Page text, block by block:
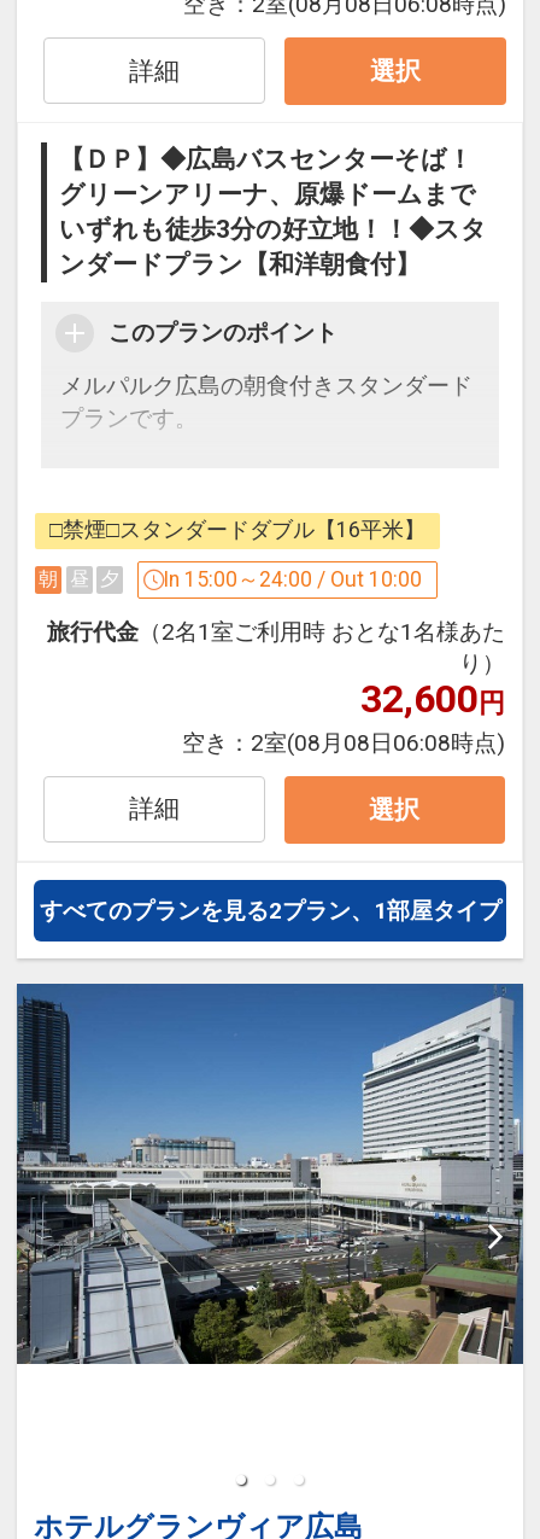
◇全室Ｗｉ-Ｆｉ＆有線ＬＡＮ完備！ 無
◇全室ＶＯＤ完備
【コインランドリーについて】
・洗濯機3台、乾燥機3台がございます。
自動投入になります）
・利用時間の制限は設けておりません
が、深夜から未明の時間帯でのご利用は
【ホテルまでのアクセス】
・広島バスセンターそば 徒歩3分
・広島電鉄 紙屋町西電停 目の前
・ひろしまゲートパークプラザ（イベン
ト広場）（徒歩約1分）
・シミントひろしま（商業施設）（徒歩
約1分）
・そごう広島店、NTTクレドホール、パ
セーラ（徒歩約1分）
・広島グリーンアリーナ（徒歩約3分）
・広島城（徒歩約8分）
・ひろしま美術館（徒歩約2分）
・県庁（徒歩約2分）
・広島市民病院（徒歩約3分）
・縮景園（徒歩約20分）
・繁華街、本通り商店街（徒歩約5分）
・コンビニ セブンイレブン（徒歩約1
分）
・マツダスタジアム（路面電車＋徒歩で
約30分）
・お好み村・お好み共和国（徒歩約20
分）
・平和記念公園・原爆ドーム（徒歩約3
詳細 選択
【ＤＰ】◆広島バスセンターそば！
グリーンアリーナ、原爆ドームまで
いずれも徒歩3分の好立地！！◆スタ
ンダードプラン【和洋朝食付】
このプランのポイント
メルパルク広島の朝食付きスタンダード
プランです。
瀬戸内周辺の郷土料理を楽しめる広島の
朝ごはんを
バイキングでお楽しみください。
・営業時間 7：00～9：30（最終入店
・場所 2F 和ダイニング「アストラル」
【コインランドリーについて】
・洗濯機3台、乾燥機3台がございます。
・洗濯機：1回 300円（約30分・洗剤は
自動投入になります）
・乾燥機：1回 100円（約30分）
・利用時間の制限は設けておりません
ご遠慮下さい
【ホテルまでのアクセス】
・広島バスセンターそば 徒歩3分
・広島電鉄 紙屋町西電停 目の前
【周辺スポット】
・世界遺産 宮島
・平和記念公園・原爆ドーム
【駐車場料金改定のお知らせ】
・2024年12月31日まで 1泊：1300円
□禁煙□スタンダードダブル【16平米】
朝 昼 夕 In 15:00～24:00 / Out 10:00
旅行代金 （2名1室ご利用時 おとな1名様あた
り）
32,600円
空き： 2室(08月08日06:08時点)
詳細 選択
すべてのプランを見る2プラン、1部屋タイプ
ホテルグランヴィア広島